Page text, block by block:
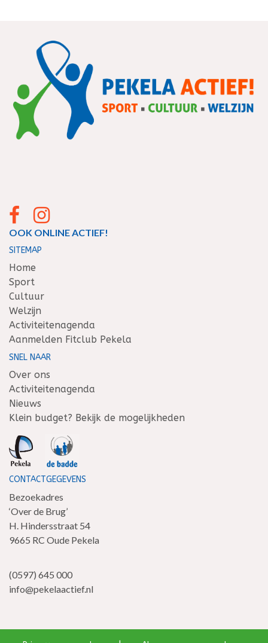
OOK ONLINE ACTIEF!
SITEMAP
Home
Sport
Cultuur
Welzijn
Activiteitenagenda
Aanmelden Fitclub Pekela
SNEL NAAR
Over ons
Activiteitenagenda
Nieuws
Klein budget? Bekijk de mogelijkheden
CONTACTGEGEVENS
Bezoekadres
‘Over de Brug’
H. Hindersstraat 54
9665 RC Oude Pekela
(0597) 645 000
info@pekelaactief.nl